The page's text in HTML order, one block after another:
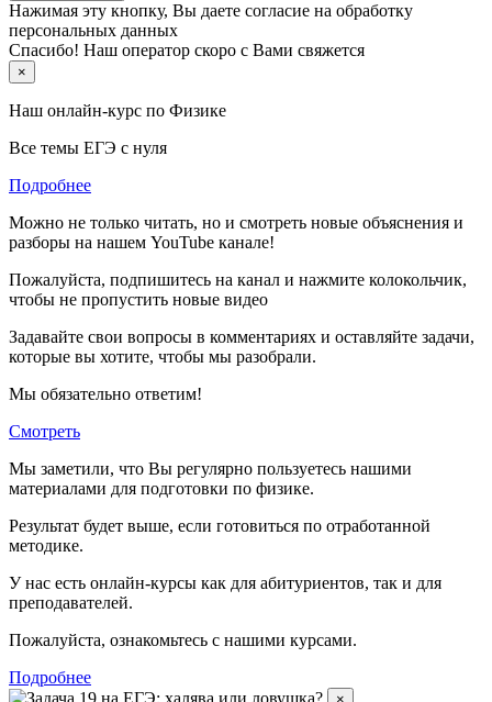
Нажимая эту кнопку, Вы даете согласие на обработку
персональных данных
Спасибо! Наш оператор скоро с Вами свяжется
×
Наш онлайн-курс по Физике
Все темы ЕГЭ с нуля
Подробнее
Можно не только читать, но и смотреть новые объяснения и
разборы на нашем YouTube канале!
Пожалуйста, подпишитесь на канал и нажмите колокольчик,
чтобы не пропустить новые видео
Задавайте свои вопросы в комментариях и оставляйте задачи,
которые вы хотите, чтобы мы разобрали.
Мы обязательно ответим!
Смотреть
Мы заметили, что Вы регулярно пользуетесь нашими
материалами для подготовки по физике.
Результат будет выше, если готовиться по отработанной
методике.
У нас есть онлайн-курсы как для абитуриентов, так и для
преподавателей.
Пожалуйста, ознакомьтесь с нашими курсами.
Подробнее